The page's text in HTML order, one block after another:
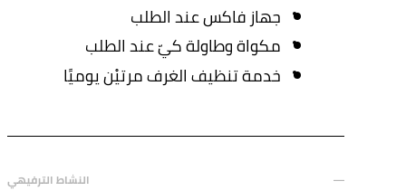
جهاز فاكس عند الطلب
مكواة وطاولة كيّ عند الطلب
خدمة تنظيف الغرف مرتيْن يوميًا
النشاط الترفيهي